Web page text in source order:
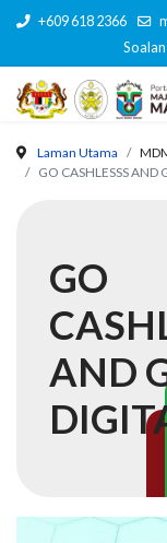
+609 618 2366
Laman Utama
GO CASHLESSS AND
GO
AND